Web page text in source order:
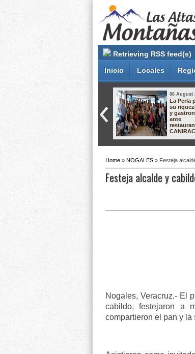
Retrieving RSS feed(s)
Inicio Locales
06 August
La Perla
su
y
ante
CANIRAC
Home » NOGALES » Festeja
Festeja alcalde y
Nogales, Veracruz.- El
cabildo, festejaron a
compartieron el pan y la